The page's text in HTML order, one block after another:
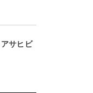
サヒビ